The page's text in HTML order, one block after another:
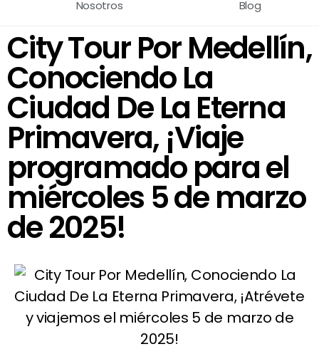
Nosotros
Blog
City Tour Por Medellín,
Conociendo La
Ciudad De La Eterna
Primavera, ¡Viaje
programado para el
miércoles 5 de marzo
de 2025!